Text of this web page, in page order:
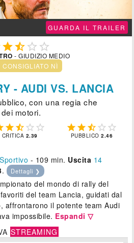
GUARDA IL TRAILER
  
- GIUDIZIO MEDIO
CONSIGLIATO NÌ
- AUDI VS. LANCIA
con una regia che
motori.
   
CRITICA 2.39
    
PUBBLICO2.46
Sportivo - 109 min. Uscita 14
. Dettagli ❯
del mondo di rally del
del team Lancia, guidati dal
affrontarono il potente team Audi
impossibile. Espandi ▽
STREAMING